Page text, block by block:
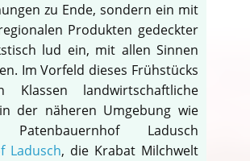
zu Ende, sondern ein mit
Produkten gedeckter
lud ein, mit allen Sinnen
Im Vorfeld dieses Frühstücks
Klassen landwirtschaftliche
der näheren Umgebung wie
Patenbauernhof Ladusch
Ladusch, die Krabat Milchwelt